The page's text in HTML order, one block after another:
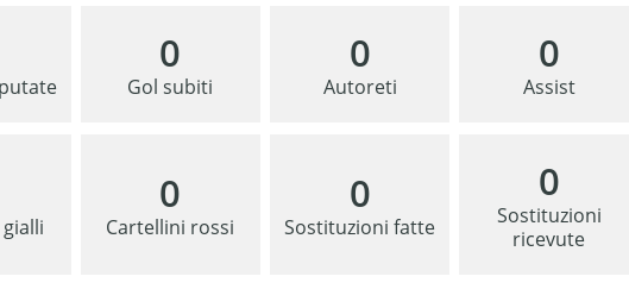
0
Gol subiti
0
Autoreti
0
Assist
0
Cartellini rossi
0
Sostituzioni fatte
0
Sostituzioni
ricevute